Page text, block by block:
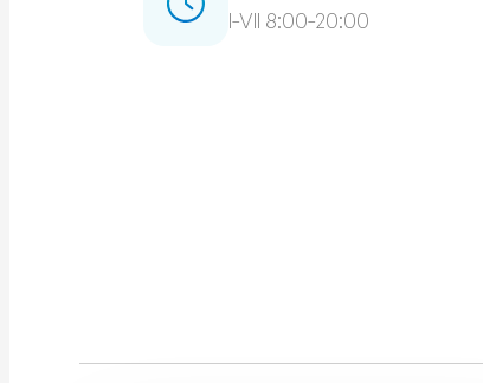
I-VII 8:00-20:00